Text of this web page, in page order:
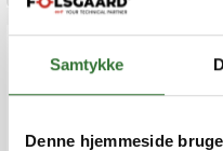
Samtykke
Denne hjemmeside